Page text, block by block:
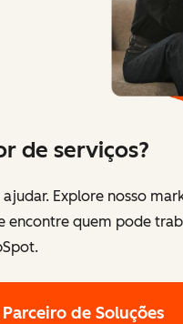
de serviços?
Explore nosso
encontre quem pode
de Soluções